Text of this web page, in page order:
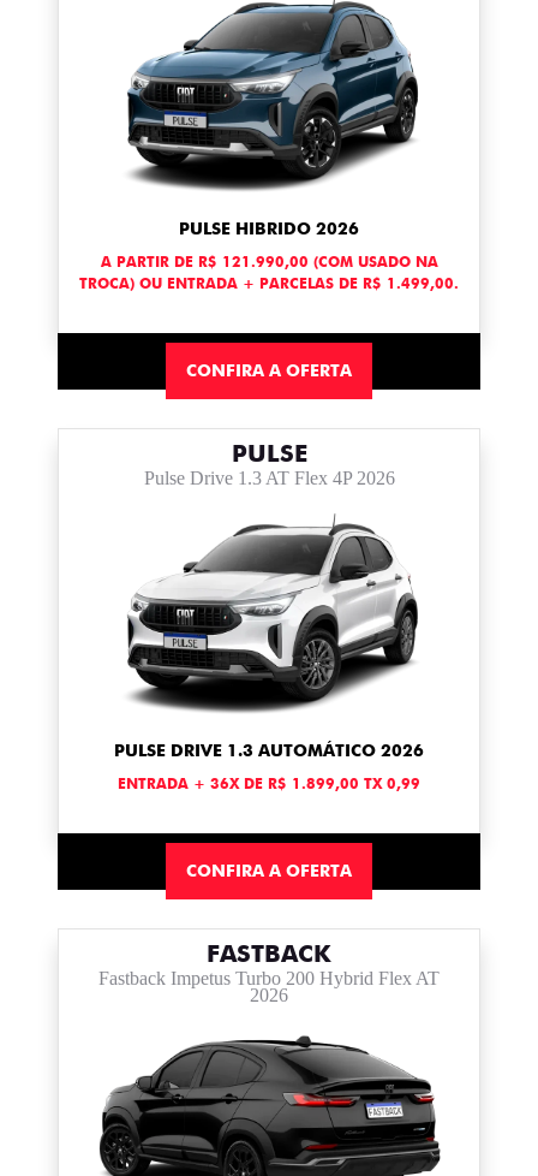
PULSE HIBRIDO 2026
A PARTIR DE R$ 121.990,00 (COM USADO NA
TROCA) OU ENTRADA + PARCELAS DE R$ 1.499,00.
CONFIRA A OFERTA
PULSE
Pulse Drive 1.3 AT Flex 4P 2026
PULSE DRIVE 1.3 AUTOMÁTICO 2026
ENTRADA + 36X DE R$ 1.899,00 TX 0,99
CONFIRA A OFERTA
FASTBACK
Fastback Impetus Turbo 200 Hybrid Flex AT
2026